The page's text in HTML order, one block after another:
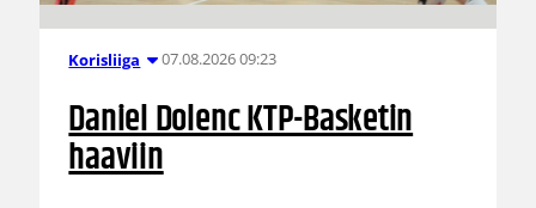
Korisliiga 07.08.2026 09:23
Daniel Dolenc KTP-Basketin
haaviin